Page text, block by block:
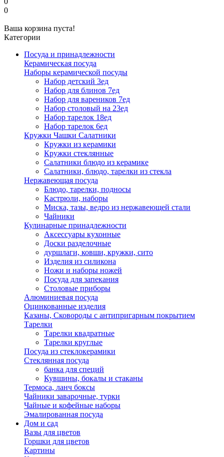
0
Ваша корзина пуста!
Категории
Посуда и принадлежности
Керамическая посуда
Наборы керамической посуды
Набор детский 3ед
Набор для блинов 7ед
Набор для вареников 7ед
Набор столовый на 23ед
Набор тарелок 18ед
Набор тарелок 6ед
Кружки Чашки Салатники
Кружки из керамики
Кружки стеклянные
Салатники блюдо из керамике
Салатники, блюдо, тарелки из стекла
Нержавеющая посуда
Блюдо, тарелки, подносы
Кастрюли, наборы
Миска, тазы, ведро из нержавеющей стали
Чайники
Кулинарные принадлежности
Аксессуары кухонные
Доски разделочные
дуршлаги, ковши, кружки, сито
Изделия из силикона
Ножи и наборы ножей
Посуда для запекания
Столовые приборы
Алюминиевая посуда
Оцинкованные изделия
Казаны, Сковороды с антипригарным покрытием
Тарелки
Тарелки квадратные
Тарелки круглые
Посуда из стеклокерамики
Стеклянная посуда
банка для специй
Кувшины, бокалы и стаканы
Термоса, ланч боксы
Чайники заварочные, турки
Чайные и кофейные наборы
Эмалированная посуда
Дом и сад
Вазы для цветов
Горшки для цветов
Картины